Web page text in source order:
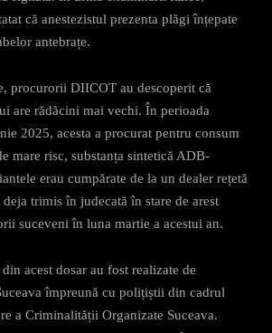
că anestezistul prezenta plăgi înțepate
antebrațe.​
procurorii DIICOT au descoperit că
are rădăcini mai vechi. În perioada
2025, acesta a procurat pentru consum
mare risc, substanța sintetică ADB-
erau cumpărate de la un dealer rețetă
trimis în judecată în stare de arest
suceveni în luna martie a acestui an.​
acest dosar au fost realizate de
împreună cu polițiștii din cadrul
a Criminalității Organizate Suceava.